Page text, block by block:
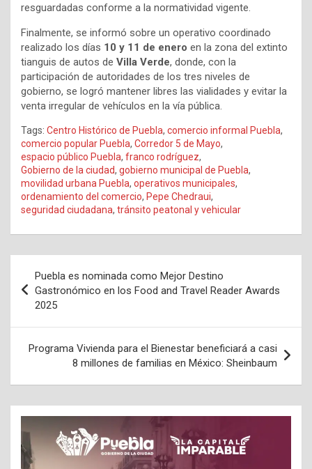
resguardadas conforme a la normatividad vigente.
Finalmente, se informó sobre un operativo coordinado
realizado los días 10 y 11 de enero en la zona del extinto
tianguis de autos de Villa Verde, donde, con la
participación de autoridades de los tres niveles de
gobierno, se logró mantener libres las vialidades y evitar la
venta irregular de vehículos en la vía pública.
Tags: Centro Histórico de Puebla, comercio informal Puebla,
comercio popular Puebla, Corredor 5 de Mayo,
espacio público Puebla, franco rodríguez,
Gobierno de la ciudad, gobierno municipal de Puebla,
movilidad urbana Puebla, operativos municipales,
ordenamiento del comercio, Pepe Chedraui,
seguridad ciudadana, tránsito peatonal y vehicular
de
entradas
Puebla es nominada como Mejor Destino
Gastronómico en los Food and Travel Reader Awards
2025
Programa Vivienda para el Bienestar beneficiará a casi
8 millones de familias en México: Sheinbaum